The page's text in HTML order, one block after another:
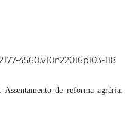
4560.v10n22016p103-118
Assentamento de reforma agrária.